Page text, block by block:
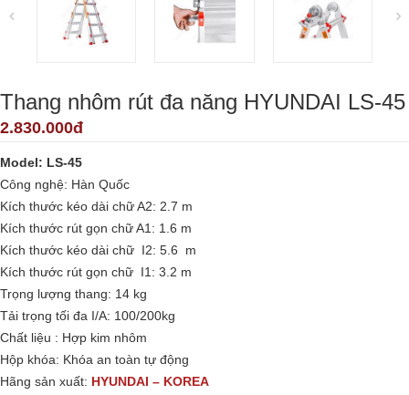
Thang nhôm rút đa năng HYUNDAI LS-45
2.830.000đ
Model: LS-45
Công nghệ: Hàn Quốc
Kích thước kéo dài chữ A2: 2.7 m
Kích thước rút gọn chữ A1: 1.6 m
Kích thước kéo dài chữ I2: 5.6 m
Kích thước rút gọn chữ I1: 3.2 m
Trọng lượng thang: 14 kg
Tải trọng tối đa I/A: 100/200kg
Chất liệu : Hợp kim nhôm
Hộp khóa: Khóa an toàn tự động
Hãng sản xuất: HYUNDAI – KOREA